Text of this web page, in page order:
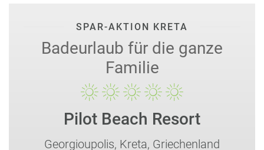
3. Kostenkontrolle– Bei Ferien in einem All Inclusive Hotel
wissen Sie im Voraus genau, wie viel Sie für Ihre Unterkunft,
Mahlzeiten, Snacks und Getränke ausgeben werden.
Dadurch haben Sie eine bessere Kontrolle über Ihre
Ausgaben und Ihr Urlaubsbudget.
SPAR-AKTION KRETA
Badeurlaub für die ganze
Familie
Pilot Beach Resort
Georgioupolis, Kreta, Griechenland